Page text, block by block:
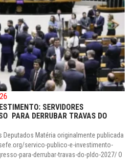
SERVIDORES
PARA DERRUBAR TRAVAS DO
Deputados Matéria originalmente publicada
servico-publico-e-investimento-
para-derrubar-travas-do-pldo-2027/ O